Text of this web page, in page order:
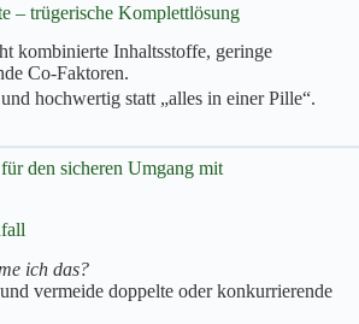
– trügerische Komplettlösung
kombinierte Inhaltsstoffe, geringe
Co-Faktoren.
hochwertig statt „alles in einer Pille“.
den sicheren Umgang mit
ich das?
vermeide doppelte oder konkurrierende